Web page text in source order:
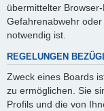
übermittelter
Gefahrenabwehr
notwendig ist.
REGELUNGEN
Zweck eines Boards
zu ermöglichen. Sie
Profils und die von